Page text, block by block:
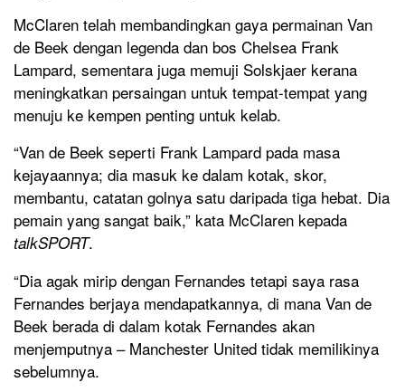
McClaren telah membandingkan gaya permainan Van
de Beek dengan legenda dan bos Chelsea Frank
Lampard, sementara juga memuji Solskjaer kerana
meningkatkan persaingan untuk tempat-tempat yang
menuju ke kempen penting untuk kelab.
“Van de Beek seperti Frank Lampard pada masa
kejayaannya; dia masuk ke dalam kotak, skor,
membantu, catatan golnya satu daripada tiga hebat. Dia
pemain yang sangat baik,” kata McClaren kepada
talkSPORT.
“Dia agak mirip dengan Fernandes tetapi saya rasa
Fernandes berjaya mendapatkannya, di mana Van de
Beek berada di dalam kotak Fernandes akan
menjemputnya – Manchester United tidak memilikinya
sebelumnya.